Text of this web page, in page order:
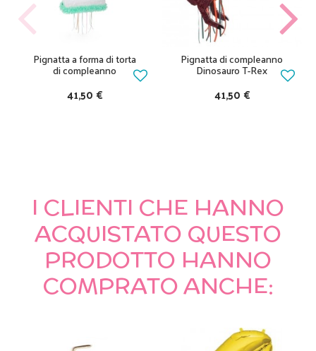
Pignatta a forma di torta
di compleanno
41,50 €
Pignatta di compleanno
Dinosauro T-Rex
41,50 €
I CLIENTI CHE HANNO
ACQUISTATO QUESTO
PRODOTTO HANNO
COMPRATO ANCHE: